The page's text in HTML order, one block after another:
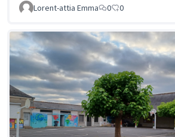
Lorent-attia Emma
0 0